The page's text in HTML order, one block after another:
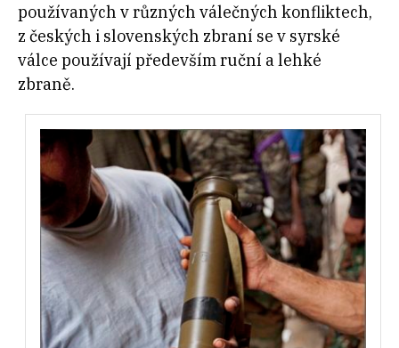
používaných v různých válečných konfliktech,
z českých i slovenských zbraní se v syrské
válce používají především ruční a lehké
zbraně.